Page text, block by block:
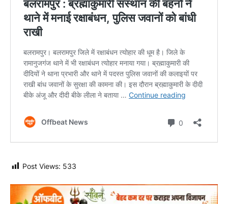
Post Views: 533